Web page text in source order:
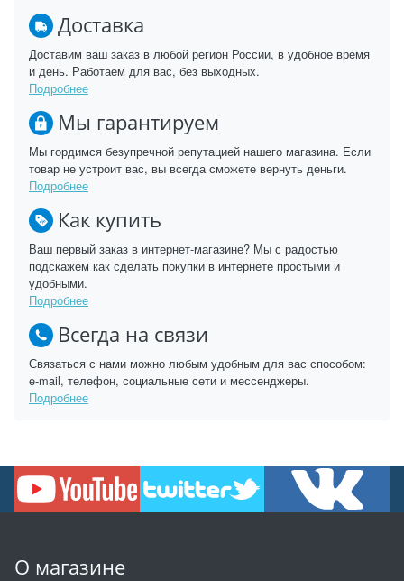
Доставка
Доставим ваш заказ в любой регион России, в удобное время
и день. Работаем для вас, без выходных.
Подробнее
Мы гарантируем
Мы гордимся безупречной репутацией нашего магазина. Если
товар не устроит вас, вы всегда сможете вернуть деньги.
Подробнее
Как купить
Ваш первый заказ в интернет-магазине? Мы с радостью
подскажем как сделать покупки в интернете простыми и
удобными.
Подробнее
Всегда на связи
Связаться с нами можно любым удобным для вас способом:
e-mail, телефон, социальные сети и мессенджеры.
Подробнее
О магазине